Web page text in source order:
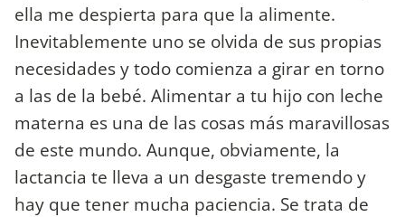
ella me despierta para que la alimente.
Inevitablemente uno se olvida de sus propias
necesidades y todo comienza a girar en torno
a las de la bebé. Alimentar a tu hijo con leche
materna es una de las cosas más maravillosas
de este mundo. Aunque, obviamente, la
lactancia te lleva a un desgaste tremendo y
hay que tener mucha paciencia. Se trata de